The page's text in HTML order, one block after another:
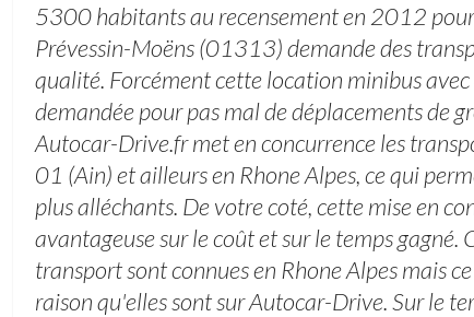
5300 habitants au recensement en 2012
Prévessin-Moëns (01313) demande des
qualité. Forcément cette location minibus
demandée pour pas mal de déplacements de
Autocar-Drive.fr met en concurrence les
01 (Ain) et ailleurs en Rhone Alpes, ce qui
plus alléchants. De votre coté, cette mise en
avantageuse sur le coût et sur le temps gagné.
transport sont connues en Rhone Alpes mais
raison qu'elles sont sur Autocar-Drive. Sur le